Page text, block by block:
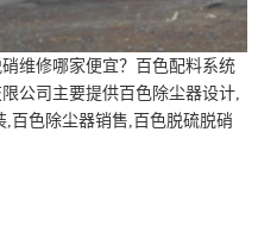
维修哪家便宜？百色配料系统
公司主要提供百色除尘器设计,
百色除尘器销售,百色脱硫脱硝